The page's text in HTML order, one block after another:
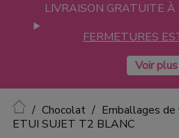
LIVRAISON GRATUITE
FERMETURES
Accueil
Chocolat Emballages
ETUI SUJET T2 BLANC